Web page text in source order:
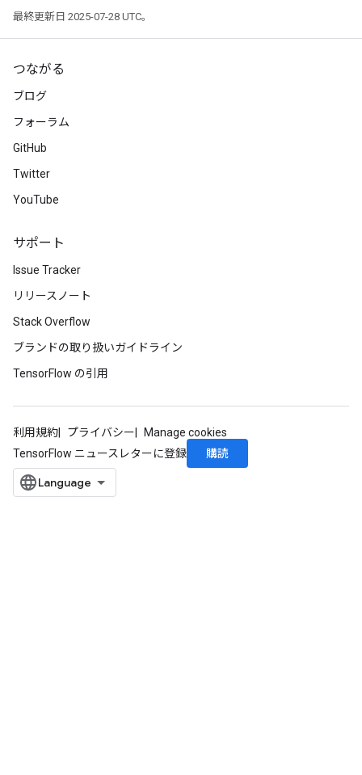
最終更新日 2025-07-28 UTC。
つながる
ブログ
フォーラム
GitHub
Twitter
YouTube
サポート
Issue Tracker
リリースノート
Stack Overflow
ブランドの取り扱いガイドライン
TensorFlow の引用
利用規約 プライバシー
Manage cookies
TensorFlow ニュースレターに登録
購読